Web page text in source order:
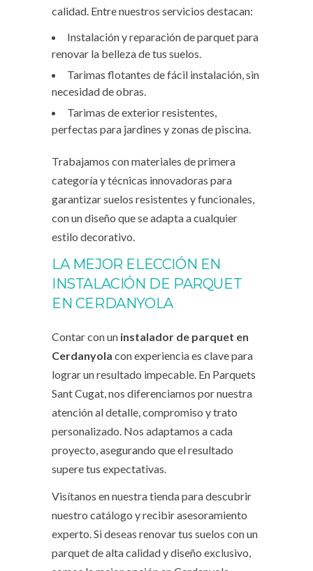
calidad. Entre nuestros servicios destacan:
Instalación y reparación de parquet para
renovar la belleza de tus suelos.
Tarimas flotantes de fácil instalación, sin
necesidad de obras.
Tarimas de exterior resistentes,
perfectas para jardines y zonas de piscina.
Trabajamos con materiales de primera
categoría y técnicas innovadoras para
garantizar suelos resistentes y funcionales,
con un diseño que se adapta a cualquier
estilo decorativo.
LA MEJOR ELECCIÓN EN
INSTALACIÓN DE PARQUET
EN CERDANYOLA
Contar con un instalador de parquet en
Cerdanyola con experiencia es clave para
lograr un resultado impecable. En Parquets
Sant Cugat, nos diferenciamos por nuestra
atención al detalle, compromiso y trato
personalizado. Nos adaptamos a cada
proyecto, asegurando que el resultado
supere tus expectativas.
Visítanos en nuestra tienda para descubrir
nuestro catálogo y recibir asesoramiento
experto. Si deseas renovar tus suelos con un
parquet de alta calidad y diseño exclusivo,